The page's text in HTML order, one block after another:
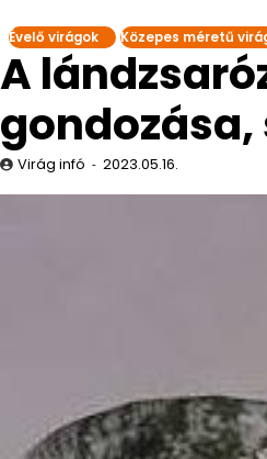
Évelő virágok Közepes méretű
A
Virág infó 2023.05.16.